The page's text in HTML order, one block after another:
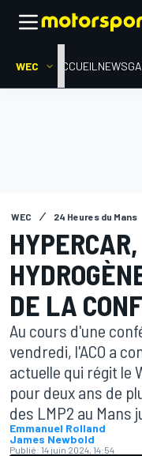
WEC ACCUEIL NEWS
WEC 24 Heures du Mans
DE LA
Au cours d'une
vendredi, l'ACO a
actuelle qui régit le
pour deux ans de
des LMP2 au Mans
Emmanuel Rolland
James Newbold
Publié: 14 juin 2024, 14:54